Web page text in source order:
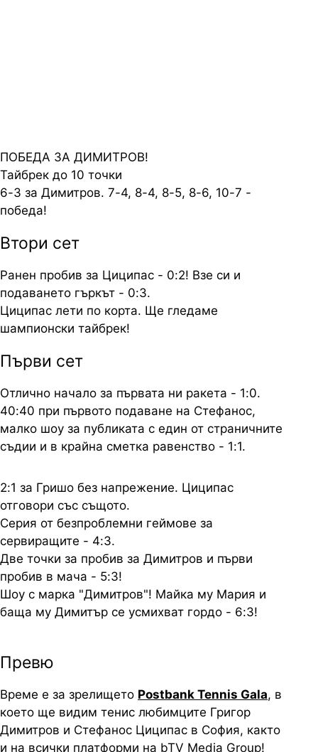
ПОБЕДА ЗА ДИМИТРОВ!
Тайбрек до 10 точки
6-3 за Димитров. 7-4, 8-4, 8-5, 8-6, 10-7 -
победа!
Втори сет
Ранен пробив за Циципас - 0:2! Взе си и
подаването гъркът - 0:3.
Циципас лети по корта. Ще гледаме
шампионски тайбрек!
Първи сет
Отлично начало за първата ни ракета - 1:0.
40:40 при първото подаване на Стефанос,
малко шоу за публиката с един от страничните
съдии и в крайна сметка равенство - 1:1.
2:1 за Гришо без напрежение. Циципас
отговори със същото.
Серия от безпроблемни геймове за
сервиращите - 4:3.
Две точки за пробив за Димитров и първи
пробив в мача - 5:3!
Шоу с марка "Димитров"! Майка му Мария и
баща му Димитър се усмихват гордо - 6:3!
Превю
Време е за зрелището Postbank Tennis Gala, в
което ще видим тенис любимците Григор
Димитров и Стефанос Циципас в София, както
и на всички платформи на bTV Media Group!